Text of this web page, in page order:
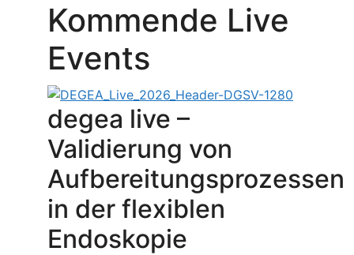
Kommende Live
Events
degea live –
Validierung von
Aufbereitungsprozessen
in der flexiblen
Endoskopie